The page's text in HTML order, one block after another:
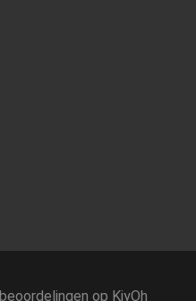
beoordelingen op KiyOh